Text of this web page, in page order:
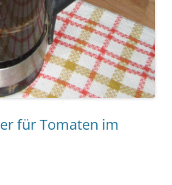
für Tomaten im